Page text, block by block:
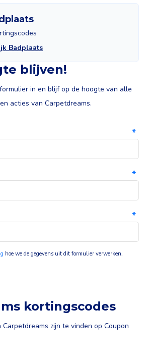
Badplaats
blijven!
in en blijf op de hoogte van alle
acties van Carpetdreams.
hoe we de gegevens uit dit formulier verwerken.
kortingscodes
zijn te vinden op Coupon